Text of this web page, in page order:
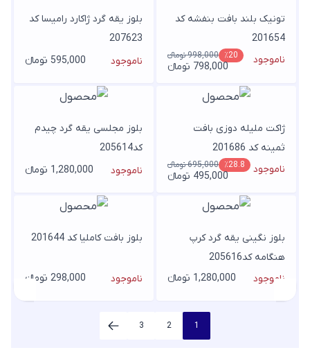
تونیک بلند بافت بنفشه کد
201654
ناموجود
٪20 998,000 تومانء
798,000 تومانء
بلوز یقه گرد ژاکارد رامیسا کد
207623
ناموجود
595,000 تومانء
ژاکت ملیله دوزی بافت
ثمینه کد 201686
ناموجود
٪28.8 695,000 تومانء
495,000 تومانء
بلوز مجلسی یقه گرد چیدم
کد205614
ناموجود
1,280,000 تومانء
بلوز نگینی یقه گرد کرپ
هنگامه کد205616
ناموجود
1,280,000 تومانء
بلوز بافت کاملیا کد 201644
ناموجود 298,000 تومانء
1
2
3